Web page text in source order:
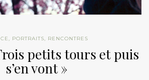
, PORTRAITS, RENCONTRES
petits tours et puis
s’en vont »